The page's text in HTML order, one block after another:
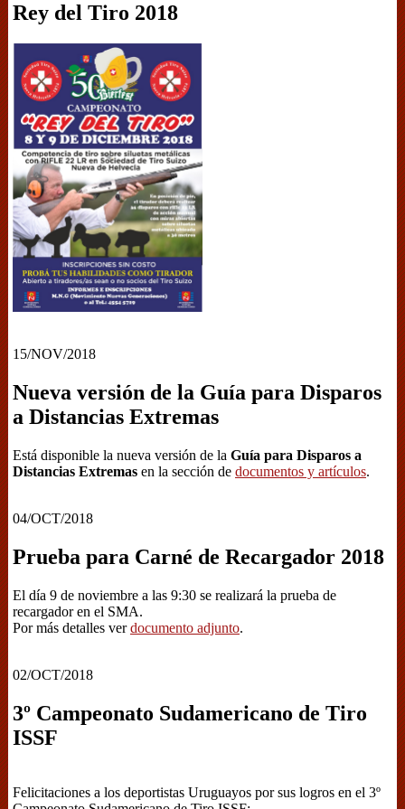
Rey del Tiro 2018
15/NOV/2018
Nueva versión de la Guía para Disparos
a Distancias Extremas
Está disponible la nueva versión de la Guía para Disparos a
Distancias Extremas en la sección de documentos y artículos.
04/OCT/2018
Prueba para Carné de Recargador 2018
El día 9 de noviembre a las 9:30 se realizará la prueba de
recargador en el SMA.
Por más detalles verdocumento adjunto.
02/OCT/2018
3º Campeonato Sudamericano de Tiro
ISSF
Felicitaciones a los deportistas Uruguayos por sus logros en el 3º